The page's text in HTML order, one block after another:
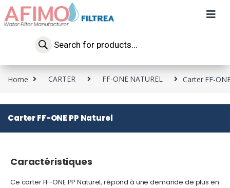
Home CARTER FF-ONE NATUREL​ Carter FF-
Carter FF-ONE PP Naturel
Caractéristiques
Ce carter FF-ONE PP Naturel, répond à une demande de plus en